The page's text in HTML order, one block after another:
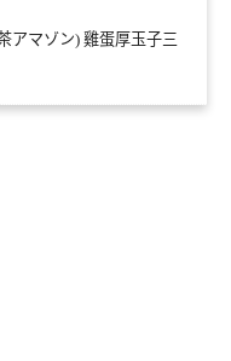
アマゾン) 雞蛋厚玉子三